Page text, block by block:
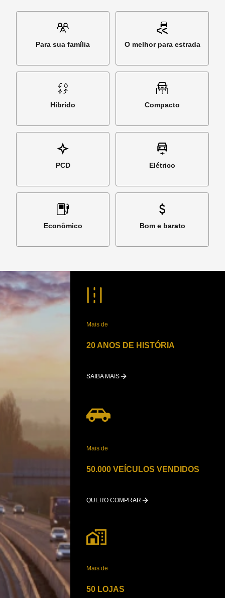
Para sua família O melhor para estrada
Hibrido Compacto
PCD Elétrico
Econômico Bom e barato
Mais de
20 ANOS DE HISTÓRIA
SAIBA MAIS
Mais de
50.000 VEÍCULOS VENDIDOS
QUERO COMPRAR
Mais de
50 LOJAS